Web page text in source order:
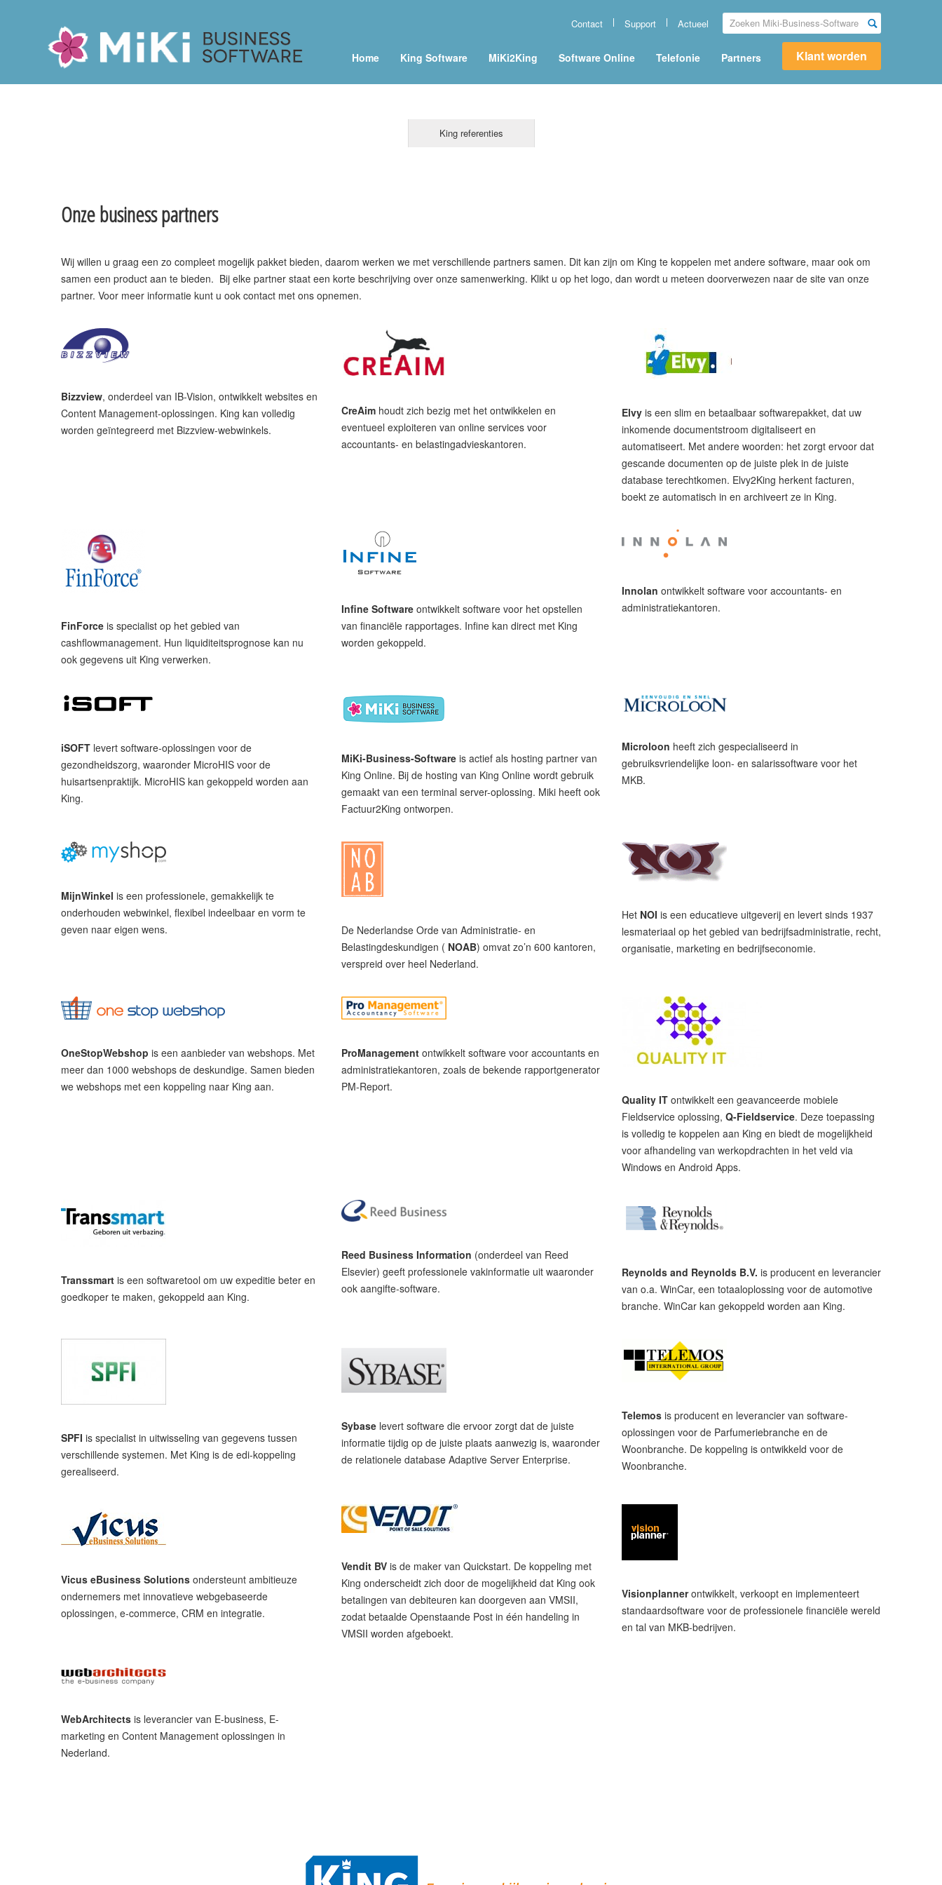
Miki-Business-Software
Home King Software MiKi2King Software Online Telefonie Partners Klant worden
Actueel
Support
Contact
King referenties
Onze business partners
Wij willen u graag een zo compleet mogelijk pakket bieden, daarom werken we met verschillende partners samen. Dit kan zijn om King te koppelen met andere software, maar ook om
samen een product aan te bieden. Bij elke partner staat een korte beschrijving over onze samenwerking. Klikt u op het logo, dan wordt u meteen doorverwezen naar de site van onze
partner. Voor meer informatie kunt u ook contact met ons opnemen.
Bizzview, onderdeel van IB-Vision, ontwikkelt websites en
Content Management-oplossingen. King kan volledig
worden geïntegreerd met Bizzview-webwinkels.
CreAimhoudt zich bezig met het ontwikkelen en
eventueel exploiteren van online services voor
accountants- en belastingadvieskantoren.
Elvyis een slim en betaalbaar softwarepakket, dat uw
inkomende documentstroom digitaliseert en
automatiseert. Met andere woorden: het zorgt ervoor dat
gescande documenten op de juiste plek in de juiste
database terechtkomen. Elvy2King herkent facturen,
boekt ze automatisch in en archiveert ze in King.
FinForce is specialist op het gebied van
cashflowmanagement. Hun liquiditeitsprognose kan nu
ook gegevens uit King verwerken.
Infine Softwareontwikkelt software voor het opstellen
van financiële rapportages. Infine kan direct met King
worden gekoppeld.
Innolan ontwikkelt software voor accountants- en
administratiekantoren.
iSOFT levert software-oplossingen voor de
gezondheidszorg, waaronder MicroHIS voor de
huisartsenpraktijk. MicroHIS kan gekoppeld worden aan
King.
MiKi-Business-Softwareis actief als hosting partner van
King Online. Bij de hosting van King Online wordt gebruik
gemaakt van een terminal server-oplossing. Miki heeft ook
Factuur2King ontworpen.
Microloon heeft zich gespecialiseerd in
gebruiksvriendelijke loon- en salarissoftware voor het
MKB.
MijnWinkel is een professionele, gemakkelijk te
onderhouden webwinkel, flexibel indeelbaar en vorm te
geven naar eigen wens.
De Nederlandse Orde van Administratie- en
Belastingdeskundigen ( NOAB) omvat zo’n 600 kantoren,
verspreid over heel Nederland.
Het NOI is een educatieve uitgeverij en levert sinds 1937
lesmateriaal op het gebied van bedrijfsadministratie, recht,
organisatie, marketing en bedrijfseconomie.
OneStopWebshop is een aanbieder van webshops. Met
meer dan 1000 webshops de deskundige. Samen bieden
we webshops met een koppeling naar King aan.
ProManagementontwikkelt software voor accountants en
administratiekantoren, zoals de bekende rapportgenerator
PM-Report.
Quality ITontwikkelt een geavanceerde mobiele
Fieldservice oplossing, Q-Fieldservice. Deze toepassing
is volledig te koppelen aan King en biedt de mogelijkheid
voor afhandeling van werkopdrachten in het veld via
Windows en Android Apps.
Transsmart is een softwaretool om uw expeditie beter en
goedkoper te maken, gekoppeld aan King.
Reed Business Information (onderdeel van Reed
Elsevier) geeft professionele vakinformatie uit waaronder
ook aangifte-software.
Reynolds and Reynolds B.V. is producent en leverancier
van o.a. WinCar, een totaaloplossing voor de automotive
branche. WinCar kan gekoppeld worden aan King.
SPFI is specialist in uitwisseling van gegevens tussen
verschillende systemen. Met King is de edi-koppeling
gerealiseerd.
Sybaselevert software die ervoor zorgt dat de juiste
informatie tijdig op de juiste plaats aanwezig is, waaronder
de relationele database Adaptive Server Enterprise.
Telemosis producent en leverancier van software-
oplossingen voor de Parfumeriebranche en de
Woonbranche. De koppeling is ontwikkeld voor de
Woonbranche.
Vicus eBusiness Solutions ondersteunt ambitieuze
ondernemers met innovatieve webgebaseerde
oplossingen, e-commerce, CRM en integratie.
Vendit BV is de maker van Quickstart. De koppeling met
King onderscheidt zich door de mogelijkheid dat King ook
betalingen van debiteuren kan doorgeven aan VMSII,
zodat betaalde Openstaande Post in één handeling in
VMSII worden afgeboekt.
Visionplannerontwikkelt, verkoopt en implementeert
standaardsoftware voor de professionele financiële wereld
en tal van MKB-bedrijven.
WebArchitects is leverancier van E-business, E-
marketing en Content Management oplossingen in
Nederland.